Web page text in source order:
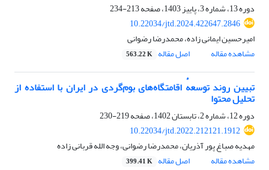
دوره 13، شماره 3، پاییز 1403، صفحه
213-234
10.22034/jtd.2024.422647.2846
امیرحسین ایمانی زاده، محمدرضا رضوانی
مشاهده مقاله
اصل مقاله 563.22 K
تبیین روند توسعهٔ اقامتگاه‌های بوم‌گردی در ایران با استفاده از
تحلیل محتوا
دوره 12، شماره 2، تابستان 1402، صفحه
219-230
10.22034/jtd.2022.212121.1912
مهدیه صباغ پور آذریان، محمدرضا رضوانی، وجه الله قربانی زاده
مشاهده مقاله
اصل مقاله 399.41 K